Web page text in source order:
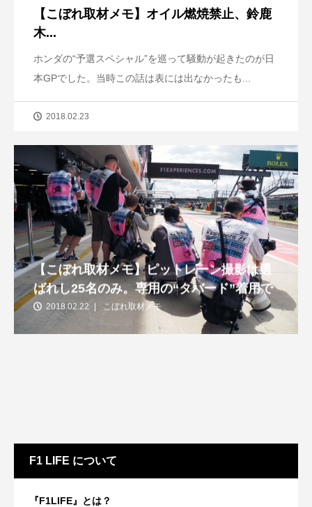
【こぼれ取材メモ】オイル燃焼禁止、鈴鹿
木...
ホンダの“予選スペシャル”を巡って騒動が起きたのが日
本GPでした。当時この話は表には出なかったも...
2018.02.23
【こぼれ取材メモ】ピットレーン撮影は選
ばれし25名のみ。専用の“タバード”着用で
2018.02.22 こぼれ取材メモ
F1 LIFE について
『F1LIFE』とは？